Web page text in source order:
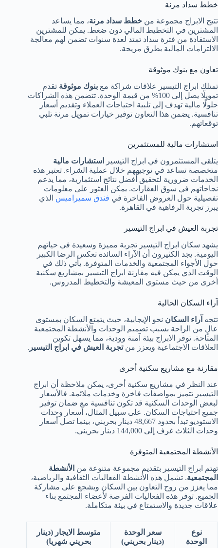
خطط سداد مرنة
تتيح الابراج مجموعة من خطط سداد مرنة، مما يساعد
المشترين في التخطيط المالي دون ضغط. يمكن للمشترين
الاستفادة من فترة سداد تمتد لعدة سنوات تضمن لهم معالجة
الالتزامات المالية بطرق مريحة.
تعاون مع بنوك موثوقة
تمتلك ابراج التيسير علاقات شراكة مع بنوك موثوقة تقدم
تمويلًا يصل إلى 100% من قيمة الوحدة. تتضمن هذه الشراكات
حلولًا مالية تهدف إلى تلبية احتياجات العملاء وتقديم أسعار
تنافسية. يضمن هذا التعاون توفير خيارات تمويل مرنة تلبي
توقعاتهم.
استشارات مالية للمستثمرين
يتلقى المستثمرون في ابراج التيسير
استشارات مالية
متخصصة تساعد في توجيههم خلال عملية الشراء. تعتبر هذه
الخدمات ضرورية لتحقيق أفضل نتائج استثمارية، مما يدعم
نجاحاتهم في سوق العقارات. يمكن العثور على معلومات
تفصيلية حول العروض الفاخرة في فندق سميراميس الذي
يبرز تجربة الرفاهية في القاهرة.
تجربة العيش في ابراج التيسير
يشهد سكان ابراج التيسير تجربة مميزة وسعيدة في حياتهم
اليومية. يجد الكثيرون أن الآراء السائدة تعكس الرضا الكبير
حول الأجواء المجتمعية والخدمات المتوفرة. يأتي ذلك في
الوقت الذي يمكن فيه مقارنة ابراج التيسير بمشاريع سكنية
أخرى من حيث مستوى المعيشة والتخطيط المدروس.
آراء السكان الحالية
تتجه آراء السكان نحو الإيجابية، حيث يتمتع السكان بمستوى
عالٍ من الراحة بسبب تصميم الوحدات والأنشطة المجتمعية
المتاحة. توفر الابراج بيئة آمنة وودية، مما يسهل تكوين
العلاقات الاجتماعية ويعزز منتجربة العيش في ابراج التيسير .
مقارنة مع مشاريع سكنية أخرى
عند النظر في مشاريع سكنية أخرى، يمكن ملاحظة أن ابراج
التيسير تتميز بمواصفات فاخرة وخدمات ملائمة. فالأسعار
لبعض الوحدات السكنية قد تكون تنافسية مع ضمان توفير
جميع احتياجات السكان. على سبيل المثال، أسعار وحدات
الاستوديو تبدأ بحدود 48,667 دينار بحريني، بينما تصل أسعار
وحدات الثلاث غرف إلى 144,000 دينار بحريني.
الأنشطة المجتمعية المتوفرة
تهتم ابراج التيسير بتقديم مجموعة متنوعة من الأنشطة
المجتمعية. تشمل هذه الأنشطة الفعاليات الثقافية والرياضية،
مما يعزز من روح التعاون بين السكان ويشجع على مشاركة
الجميع. توفر هذه الفعاليات الفرصة لأعضاء المجتمع بناء
علاقات جديدة والاستمتاع في بيئة متكاملة.
نوع
الوحدة
سعر الوحدة
(دينار بحريني)
متوسط الايجار (دينار
بحريني شهريا)